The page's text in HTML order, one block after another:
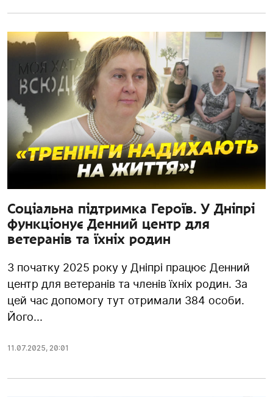
Соціальна підтримка Героїв. У Дніпрі
функціонує Денний центр для
ветеранів та їхніх родин
З початку 2025 року у Дніпрі працює Денний
центр для ветеранів та членів їхніх родин. За
цей час допомогу тут отримали 384 особи.
Його...
11.07.2025, 20:01